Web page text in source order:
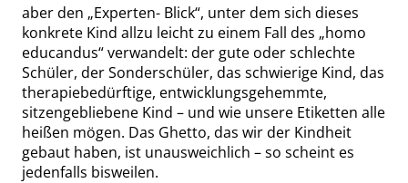
aber den „Experten- Blick“, unter dem sich dieses
konkrete Kind allzu leicht zu einem Fall des „homo
educandus“verwandelt: der gute oder schlechte
Schüler, der Sonderschüler, das schwierige Kind, das
therapiebedürftige, entwicklungsgehemmte,
sitzengebliebene Kind – und wie unsere Etiketten alle
heißen mögen. Das Ghetto, das wir der Kindheit
gebaut haben, ist unausweichlich – so scheint es
jedenfalls bisweilen.